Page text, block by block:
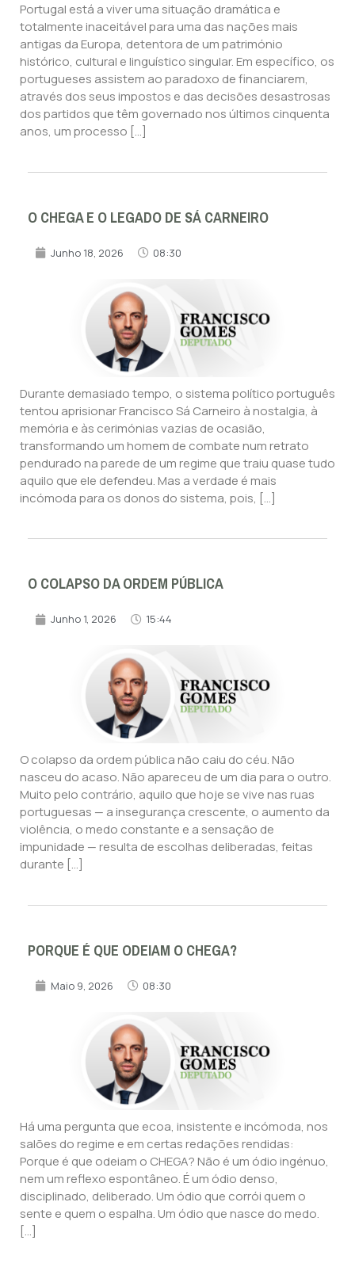
Portugal está a viver uma situação dramática e
totalmente inaceitável para uma das nações mais
antigas da Europa, detentora de um património
histórico, cultural e linguístico singular. Em específico, os
portugueses assistem ao paradoxo de financiarem,
através dos seus impostos e das decisões desastrosas
dos partidos que têm governado nos últimos cinquenta
anos, um processo […]
O CHEGA E O LEGADO DE SÁ CARNEIRO
Junho 18, 2026 08:30
Durante demasiado tempo, o sistema político português
tentou aprisionar Francisco Sá Carneiro à nostalgia, à
memória e às cerimónias vazias de ocasião,
transformando um homem de combate num retrato
pendurado na parede de um regime que traiu quase tudo
aquilo que ele defendeu. Mas a verdade é mais
incómoda para os donos do sistema, pois, […]
O COLAPSO DA ORDEM PÚBLICA
Junho 1, 2026 15:44
O colapso da ordem pública não caiu do céu. Não
nasceu do acaso. Não apareceu de um dia para o outro.
Muito pelo contrário, aquilo que hoje se vive nas ruas
portuguesas — a insegurança crescente, o aumento da
violência, o medo constante e a sensação de
impunidade — resulta de escolhas deliberadas, feitas
durante […]
PORQUE É QUE ODEIAM O CHEGA?
Maio 9, 2026 08:30
Há uma pergunta que ecoa, insistente e incómoda, nos
salões do regime e em certas redações rendidas:
Porque é que odeiam o CHEGA? Não é um ódio ingénuo,
nem um reflexo espontâneo. É um ódio denso,
disciplinado, deliberado. Um ódio que corrói quem o
sente e quem o espalha. Um ódio que nasce do medo.
[…]